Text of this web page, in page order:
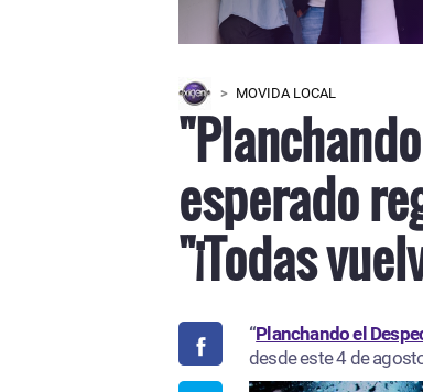
MOVIDA LOCAL
esperado
"¡Todas
“Planchando el
desde este 4 de